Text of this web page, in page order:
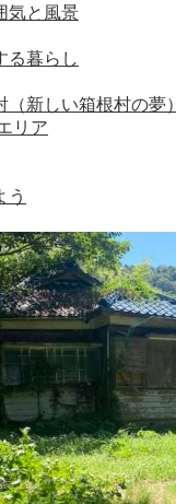
気と風景
る暮らし
（新しい箱根村の夢）
リア
う